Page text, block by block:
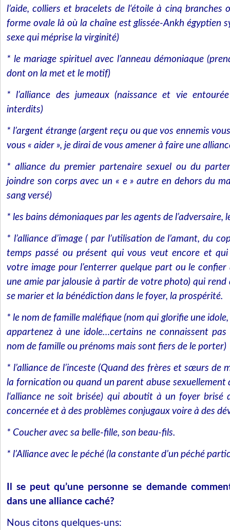
l’aide, colliers et bracelets de l‘étoile à cinq branches
forme ovale là où la chaîne est glissée-Ankh égyptien
sexe qui méprise la virginité)
* le mariage spirituel avec l’anneau démoniaque
dont on la met et le motif)
* l’alliance des jumeaux (naissance et vie
interdits)
* l’argent étrange (argent reçu ou que vos ennemis
vous « aider », je dirai de vous amener à faire une
* alliance du premier partenaire sexuel ou du
joindre son corps avec un « e » autre en dehors du
sang versé)
* les bains démoniaques par les agents de l’adversaire,
* l’alliance d’image ( par l’utilisation de l’amant, du
temps passé ou présent qui vous veut encore et
votre image pour l’enterrer quelque part ou le
une amie par jalousie à partir de votre photo) qui rend
se marier et la bénédiction dans le foyer, la prospérité.
* le nom de famille maléfique (nom qui glorifie une
appartenez à une idole…certains ne connaissent
nom de famille ou prénoms mais sont fiers de le porter)
* l’alliance de l’inceste (Quand des frères et sœurs de
la fornication ou quand un parent abuse sexuellement
l‘alliance ne soit brisée) qui aboutit à un foyer brisé
concernée et à des problèmes conjugaux voire à des
* Coucher avec sa belle-fille, son beau-fils.
* l’Alliance avec le péché (la constante d’un péché
Il se peut qu’une personne se demande
dans une alliance caché?
Nous citons quelques-uns: